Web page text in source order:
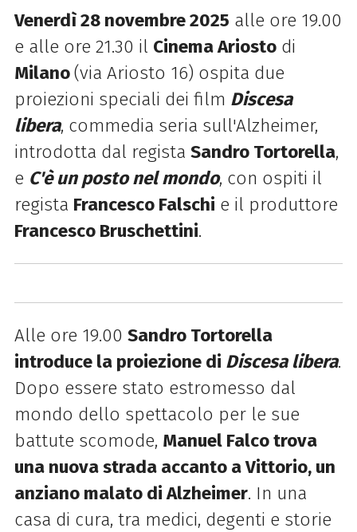
Venerdì 28 novembre 2025 alle ore 19.00
e alle ore 21.30 il Cinema Ariostodi
Milano(via Ariosto 16) ospita due
proiezioni speciali dei film Discesa
libera, commedia seria sull'Alzheimer,
introdotta dal regista Sandro Tortorella,
e C'è un posto nel mondo, con ospiti il
regista Francesco Falschi e il produttore
Francesco Bruschettini.
Alle ore 19.00 Sandro Tortorella
introduce la proiezione di Discesa libera.
Dopo essere stato estromesso dal
mondo dello spettacolo per le sue
battute scomode, Manuel Falco trova
una nuova strada accanto a Vittorio, un
anziano malato di Alzheimer. In una
casa di cura, tra medici, degenti e storie